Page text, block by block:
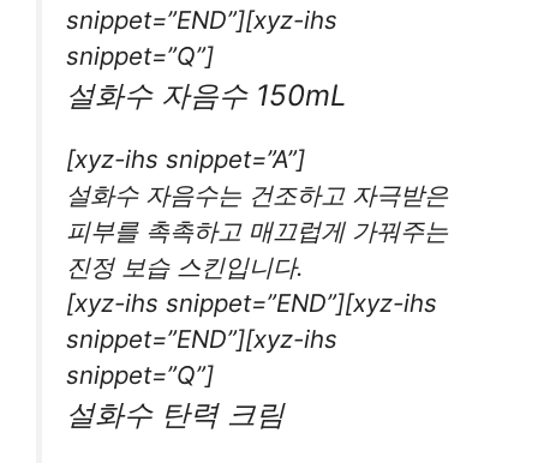
snippet=”END”][xyz-ihs
snippet=”Q”]
설화수 자음수 150mL
[xyz-ihs snippet=”A”]
설화수 자음수는 건조하고 자극받은
피부를 촉촉하고 매끄럽게 가꿔주는
진정 보습 스킨입니다.
[xyz-ihs snippet=”END”][xyz-ihs
snippet=”END”][xyz-ihs
snippet=”Q”]
설화수 탄력 크림